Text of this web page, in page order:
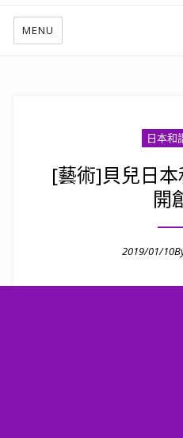
MENU
日本和
[藝術]貝兒日
開
2019/01/10